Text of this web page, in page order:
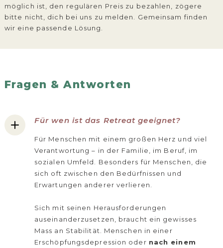
möglich ist, den regulären Preis zu bezahlen, zögere
bitte nicht, dich bei uns zu melden. Gemeinsam finden
wir eine passende Lösung.
Fragen & Antworten
Für wen ist das Retreat geeignet?
Für Menschen mit einem großen Herz und viel
Verantwortung – in der Familie, im Beruf, im
sozialen Umfeld. Besonders für Menschen, die
sich oft zwischen den Bedürfnissen und
Erwartungen anderer verlieren.
Sich mit seinen Herausforderungen
auseinanderzusetzen, braucht ein gewisses
Mass an Stabilität. Menschen in einer
Erschöpfungsdepression oder nach einem